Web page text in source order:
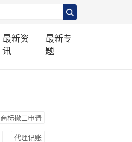
最新资
讯
最新专
题
商标撤三申请
代理记账